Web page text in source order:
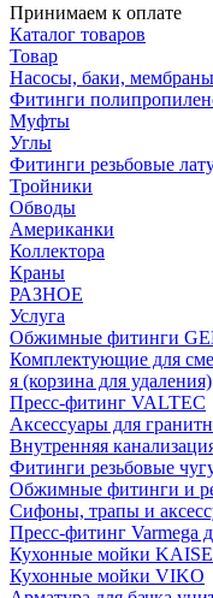
Принимаем к оплате
Каталог товаров
Товар
Насосы, баки, мембраны
Фитинги
Муфты
Углы
Фитинги резьбовые
Тройники
Обводы
Американки
Коллектора
Краны
РАЗНОЕ
Услуга
Обжимные фитинги
Комплектующие для
я (корзина для удаления)
Пресс-фитинг VALTEC
Аксессуары для
Внутренняя
Фитинги резьбовые
Обжимные фитинги и
Сифоны, трапы и
Пресс-фитинг Varmega
Кухонные мойки
Кухонные мойки VIKO